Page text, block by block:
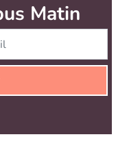
Matin